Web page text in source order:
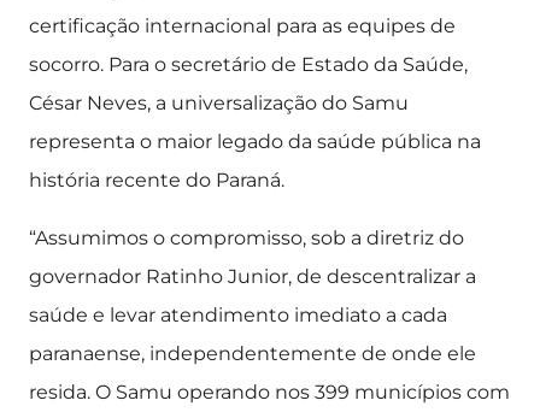
certificação internacional para as equipes de
socorro. Para o secretário de Estado da Saúde,
César Neves, a universalização do Samu
representa o maior legado da saúde pública na
história recente do Paraná.
“Assumimos o compromisso, sob a diretriz do
governador Ratinho Junior, de descentralizar a
saúde e levar atendimento imediato a cada
paranaense, independentemente de onde ele
resida. O Samu operando nos 399 municípios com